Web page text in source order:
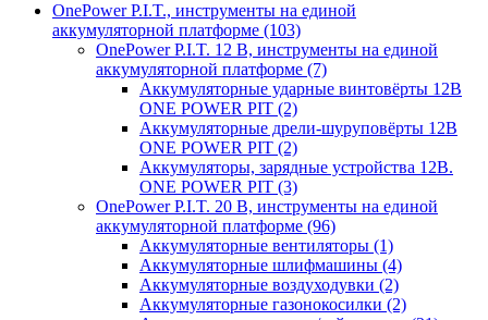
OnePower P.I.T., инструменты на единой
аккумуляторной платформе (103)
OnePower P.I.T. 12 В, инструменты на единой
аккумуляторной платформе (7)
Аккумуляторные ударные винтовёрты 12В
ONE POWER PIT (2)
Аккумуляторные дрели-шуруповёрты 12В
ONE POWER PIT (2)
Аккумуляторы, зарядные устройства 12В.
ONE POWER PIT (3)
OnePower P.I.T. 20 В, инструменты на единой
аккумуляторной платформе (96)
Аккумуляторные вентиляторы (1)
Аккумуляторные шлифмашины (4)
Аккумуляторные воздуходувки (2)
Аккумуляторные газонокосилки (2)